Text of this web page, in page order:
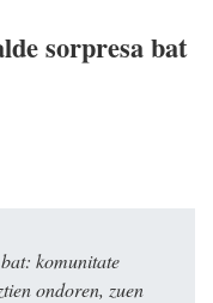
sorpresa bat
komunitate
ondoren, zuen